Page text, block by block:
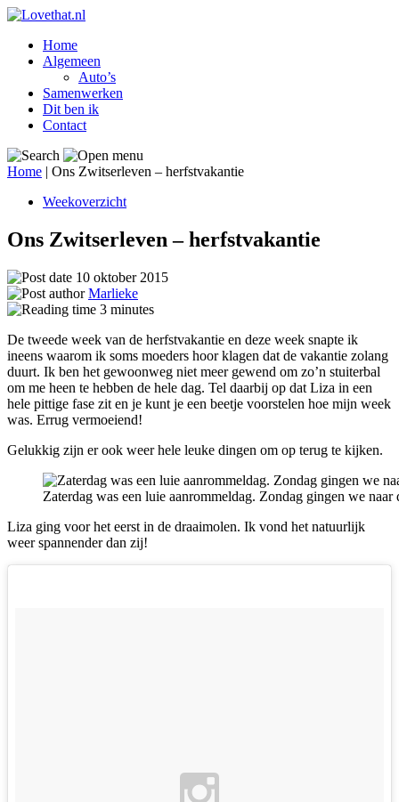
Home
Algemeen
Auto’s
Samenwerken
Dit ben ik
Contact
Home | Ons Zwitserleven – herfstvakantie
Weekoverzicht
Ons Zwitserleven – herfstvakantie
10 oktober 2015
Marlieke
3 minutes
De tweede week van de herfstvakantie en deze week snapte ik
ineens waarom ik soms moeders hoor klagen dat de vakantie zolang
duurt. Ik ben het gewoonweg niet meer gewend om zo’n stuiterbal
om me heen te hebben de hele dag. Tel daarbij op dat Liza in een
hele pittige fase zit en je kunt je een beetje voorstelen hoe mijn week
was. Errug vermoeiend!
Gelukkig zijn er ook weer hele leuke dingen om op terug te kijken.
Zaterdag was een luie aanrommeldag. Zondag gingen we
Liza ging voor het eerst in de draaimolen. Ik vond het natuurlijk
weer spannender dan zij!